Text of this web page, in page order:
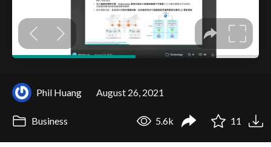
Phil Huang August 26, 2021
Business 5.6k 11